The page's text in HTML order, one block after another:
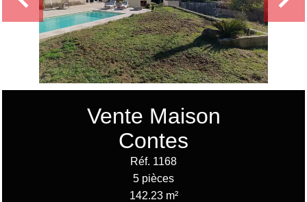
Vente Maison
Contes
Réf. 1168
5 pièces
142.23 m²